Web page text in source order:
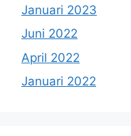
Januari 2023
Juni 2022
April 2022
Januari 2022